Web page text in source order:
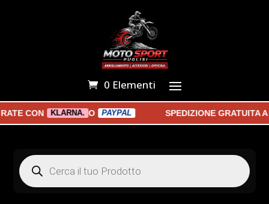
0 Elementi
CON KLARNA. O PAYPAL SPEDIZIONE GRATUITA A
Products
search